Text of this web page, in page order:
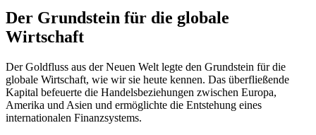
Der Grundstein für die globale
Wirtschaft
Der Goldfluss aus der Neuen Welt legte den Grundstein für die
globale Wirtschaft, wie wir sie heute kennen. Das überfließende
Kapital befeuerte die Handelsbeziehungen zwischen Europa,
Amerika und Asien und ermöglichte die Entstehung eines
internationalen Finanzsystems.